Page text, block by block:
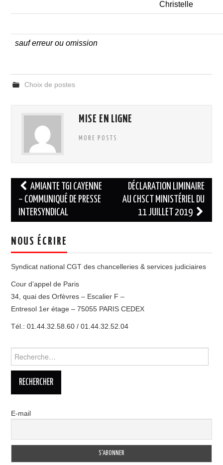
Christelle
sauf erreur ou omission
Choix de postes
MISE EN LIGNE
MORE POSTS
Navigation
des
articles
AMIANTE TGI CAYENNE
– COMMUNIQUÉ DE PRESSE
INTERSYNDICAL
DÉCLARATION LIMINAIRE
AU CHSCT MINISTÉRIEL DU
11 JUILLET 2019
NOUS ÉCRIRE
Syndicat national CGT des chancelleries & services judiciaires
Cour d’appel de Paris
34, quai des Orfèvres – Escalier F –
Entresol 1er étage – 75055 PARIS CEDEX
Tél.: 01.44.32.58.60 / 01.44.32.52.04
E-mail